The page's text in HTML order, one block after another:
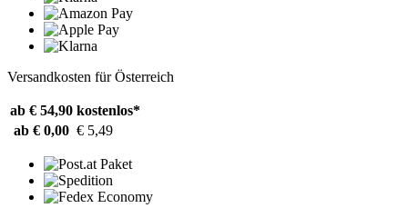
Versandkosten für Österreich
ab € 54,90 kostenlos*
ab € 0,00 € 5,49